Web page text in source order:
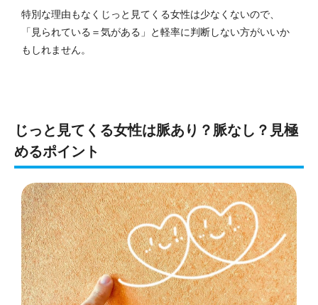
特別な理由もなくじっと見てくる女性は少なくないので、
「見られている＝気がある」と軽率に判断しない方がいいか
もしれません。
じっと見てくる女性は脈あり？脈なし？見極
めるポイント